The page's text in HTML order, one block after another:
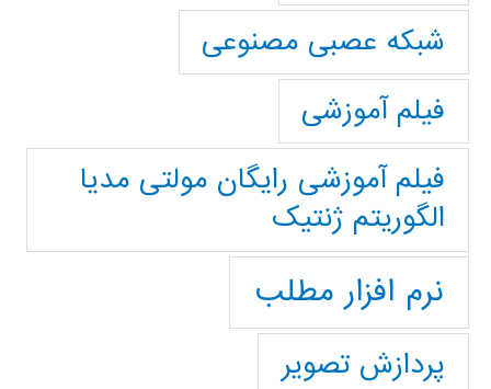
شبکه عصبی مصنوعی
فیلم آموزشی
فیلم آموزشی رایگان مولتی مدیا
الگوریتم ژنتیک
نرم افزار مطلب
پردازش تصویر